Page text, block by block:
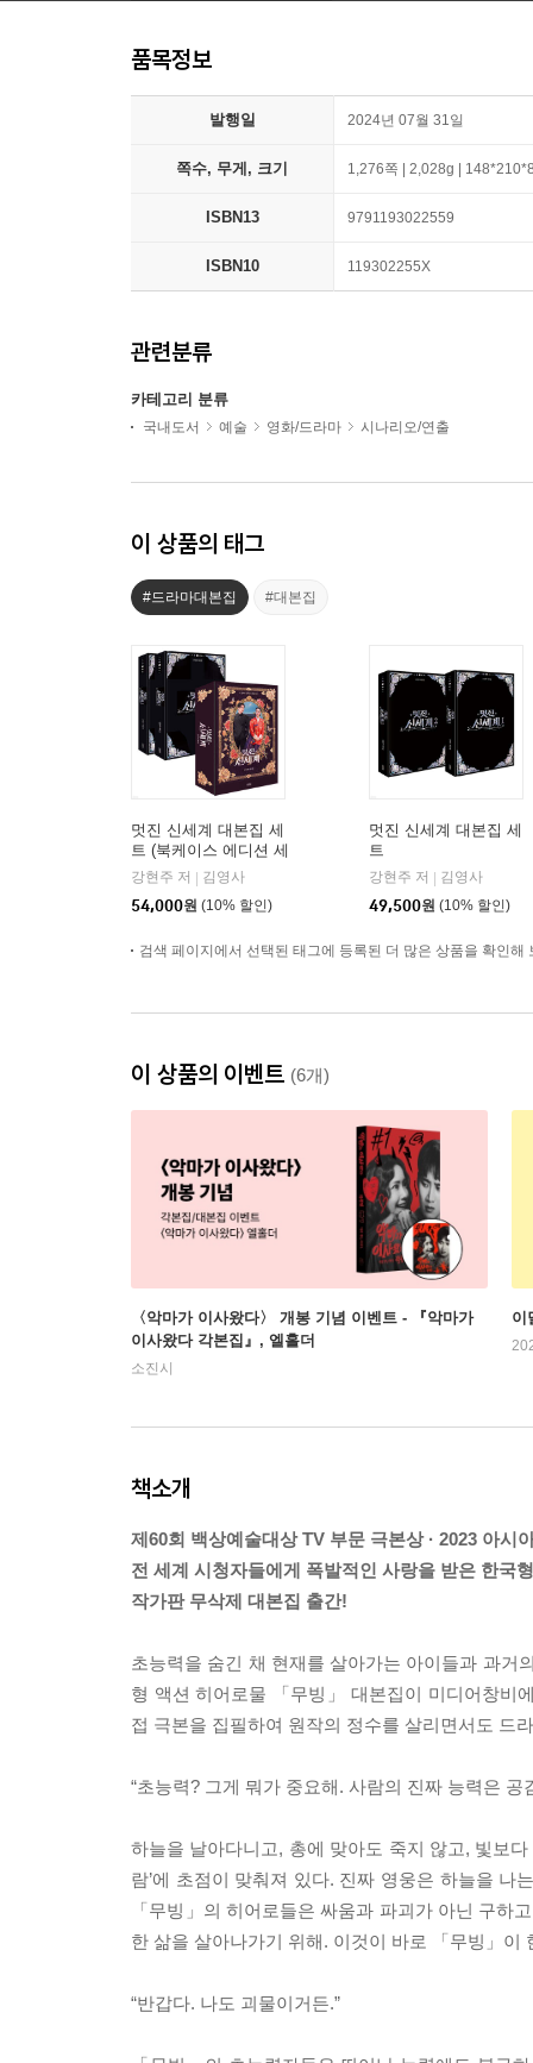
품목정보
발행일 2024년 07월 31일
쪽수, 무게, 크기 1,276쪽 | 2,028g |
ISBN13 9791193022559
ISBN10 119302255X
관련분류
카테고리 분류
국내도서 예술 영화/드라마 시나리오/연출
이 상품의 태그
#드라마대본집 #대본집
멋진 신세계 대본집 세
트 (북케이스 에디션 세
트)
강현주 저
김영사
54,000원 (10% 할인)
멋진 신세계 대본집 세
트
강현주 저
김영사
49,500원 (10% 할인)
검색 페이지에서 선택된 태그에 등록된 더 많은 상품을 확인해
이 상품의 이벤트 (6개)
〈악마가 이사왔다〉 개봉 기념 이벤트 - 『악마가
이사왔다 각본집』, 엘홀더
소진시
이
책소개
제60회 백상예술대상 TV 부문 극본상 · 2023 아
전 세계 시청자들에게 폭발적인 사랑을 받은 한국
작가판 무삭제 대본집 출간!
초능력을 숨긴 채 현재를 살아가는 아이들과 과거
형 액션 히어로물 「무빙」 대본집이 미디어창비
접 극본을 집필하여 원작의 정수를 살리면서도 드
“초능력? 그게 뭐가 중요해. 사람의 진짜 능력은 공
하늘을 날아다니고, 총에 맞아도 죽지 않고, 빛보
람’에 초점이 맞춰져 있다. 진짜 영웅은 하늘을
「무빙」의 히어로들은 싸움과 파괴가 아닌 구하
한 삶을 살아나가기 위해. 이것이 바로 「무빙」
“반갑다. 나도 괴물이거든.”